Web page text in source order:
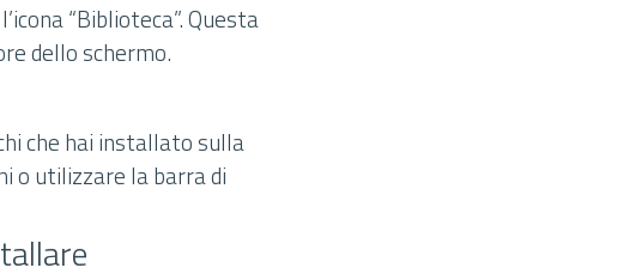
“Biblioteca”. Questa
dello schermo.
che hai installato sulla
o utilizzare la barra di